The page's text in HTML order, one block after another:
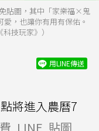
貼圖，其中「家樂福×鬼
，也讓你有用有保佑。
技玩家》）
用LINE傳送
將進入農曆7
LINE 貼圖